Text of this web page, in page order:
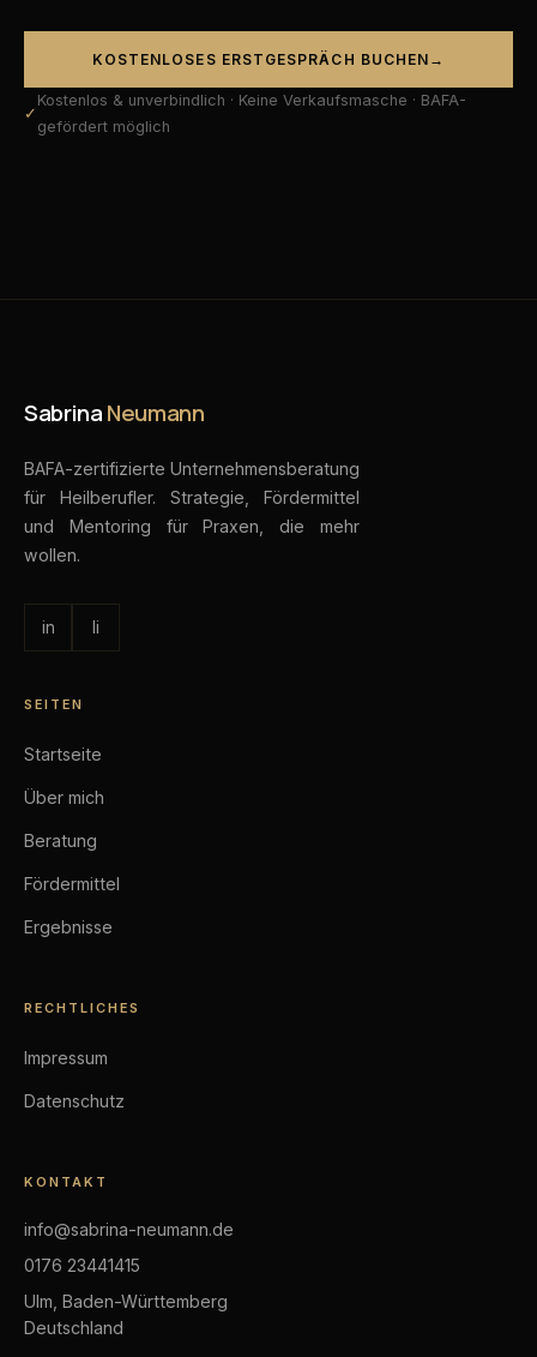
KOSTENLOSES ERSTGESPRÄCH BUCHEN →
Kostenlos & unverbindlich · Keine Verkaufsmasche · BAFA-
gefördert möglich
SabrinaNeumann
BAFA-zertifizierte Unternehmensberatung
für Heilberufler. Strategie, Fördermittel
und Mentoring für Praxen, die mehr
wollen.
in li
SEITEN
Startseite
Über mich
Beratung
Fördermittel
Ergebnisse
RECHTLICHES
Impressum
Datenschutz
KONTAKT
info@sabrina-neumann.de
0176 23441415
Ulm, Baden-Württemberg
Deutschland